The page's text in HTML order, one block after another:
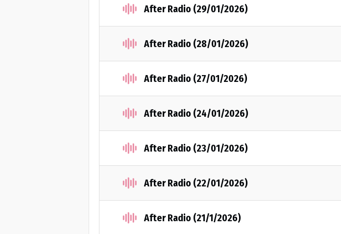
After Radio (29/01/2026)
After Radio (28/01/2026)
After Radio (27/01/2026)
After Radio (24/01/2026)
After Radio (23/01/2026)
After Radio (22/01/2026)
After Radio (21/1/2026)